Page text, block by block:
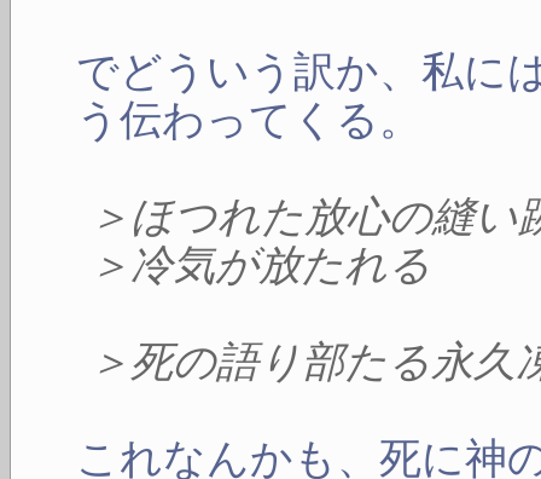
でどういう訳か、私に
う伝わってくる。
＞ほつれた放心の縫い
＞冷気が放たれる
＞死の語り部たる永久
これなんかも、死に神